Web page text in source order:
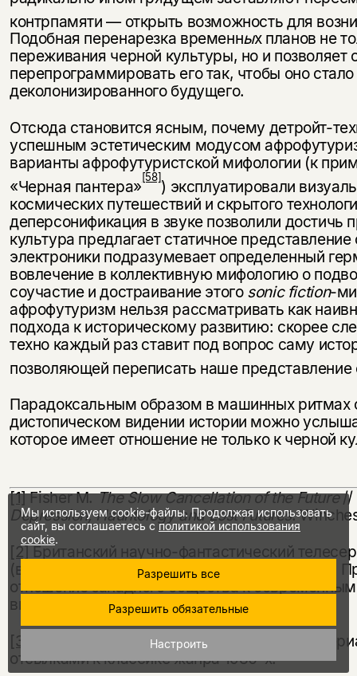
контрпамяти — открыть возможность для
Подобная перенарезка временных планов не
переживания черной культуры, но и позволяет
перепрограммировать его так, чтобы оно
деколонизированного будущего.
Отсюда становится ясным, почему детройт-
успешным эстетическим модусом
варианты афрофутуристской мифологии (к
«Черная пантера»[58]) эксплуатировали
космических путешествий и скрытого
деперсонификация в звуке позволили достичь
культура предлагает статичное
электроники подразумевает определенный
вовлечение в коллективную мифологию о
соучастие и достраивание этого sonic fiction-
афрофутуризм нельзя рассматривать как
подхода к историческому развитию: скорее
техно каждый раз ставит под вопрос саму
позволяющей переписать наше
Парадоксальным образом в машинных ритмах
дистопическом видении истории можно
которое имеет отношение не только к черной
[1]Fisher M.The Slow Cancellation of the Future//
Depression, Hauntology and Lost Futures.
[2]Британский научно-фантастический
(выпуски сюжетно не связаны между собой).
отношение западного общества к
выходит по настоящее время.
[3]
Американский научно-фантастический
отсылками к классике жанра 1980-х.
Мы используем cookie-файлы. Продолжая использовать
сайт, вы соглашаетесь сполитикой использования
cookie.
Разрешить все
Разрешить обязательные
Настроить